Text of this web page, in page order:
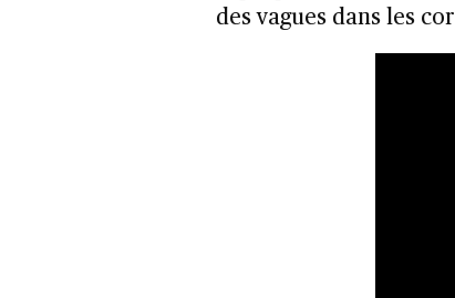
des vagues dans les